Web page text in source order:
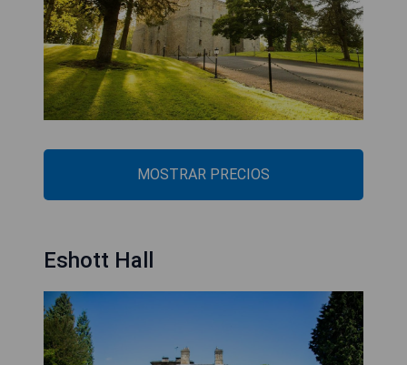
MOSTRAR PRECIOS
Eshott Hall